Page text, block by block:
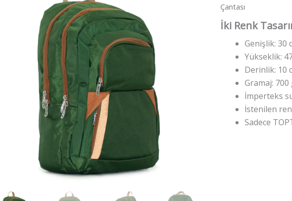
Çantası
İki Renk
Genişlik: 30
Yükseklik:
Derinlik: 10
Gramaj: 700
İmperteks
İstenilen
Sadece